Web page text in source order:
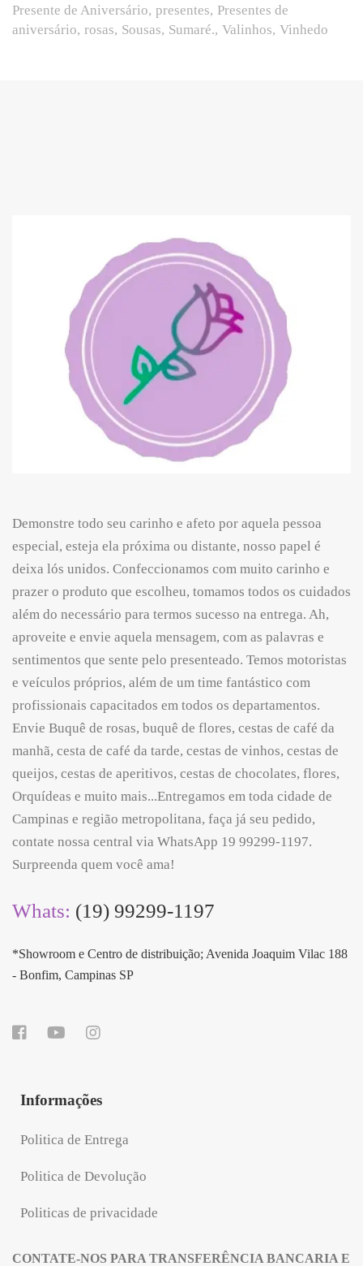
Presente de Aniversário presentes Presentes de
aniversário rosas Sousas Sumaré. Valinhos Vinhedo
Demonstre todo seu carinho e afeto por aquela pessoa
especial, esteja ela próxima ou distante, nosso papel é
deixa lós unidos. Confeccionamos com muito carinho e
prazer o produto que escolheu, tomamos todos os cuidados
além do necessário para termos sucesso na entrega. Ah,
aproveite e envie aquela mensagem, com as palavras e
sentimentos que sente pelo presenteado. Temos motoristas
e veículos próprios, além de um time fantástico com
profissionais capacitados em todos os departamentos.
Envie Buquê de rosas, buquê de flores, cestas de café da
manhã, cesta de café da tarde, cestas de vinhos, cestas de
queijos, cestas de aperitivos, cestas de chocolates, flores,
Orquídeas e muito mais...Entregamos em toda cidade de
Campinas e região metropolitana, faça já seu pedido,
contate nossa central via WhatsApp 19 99299-1197.
Surpreenda quem você ama!
Whats: (19) 99299-1197
*Showroom e Centro de distribuição; Avenida Joaquim Vilac 188
- Bonfim, Campinas SP
Informações
Politica de Entrega
Politica de Devolução
Politicas de privacidade
CONTATE-NOS PARA TRANSFERÊNCIA BANCARIA E